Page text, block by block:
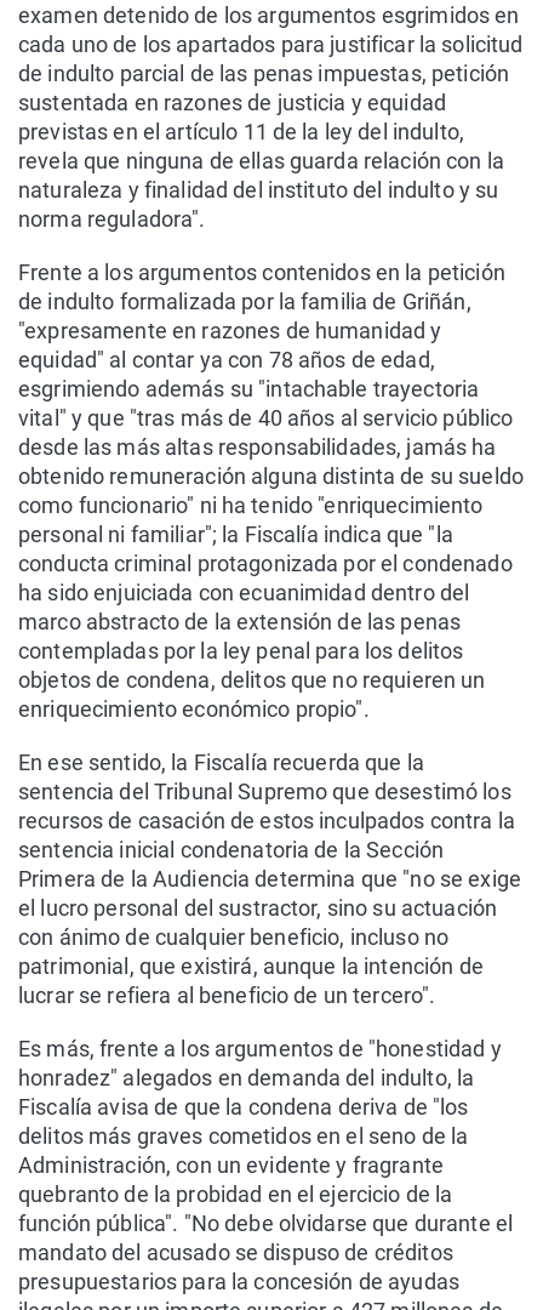
examen detenido de los argumentos esgrimidos en
cada uno de los apartados para justificar la solicitud
de indulto parcial de las penas impuestas, petición
sustentada en razones de justicia y equidad
previstas en el artículo 11 de la ley del indulto,
revela que ninguna de ellas guarda relación con la
naturaleza y finalidad del instituto del indulto y su
norma reguladora".
Frente a los argumentos contenidos en la petición
de indulto formalizada por la familia de Griñán,
"expresamente en razones de humanidad y
equidad" al contar ya con 78 años de edad,
esgrimiendo además su "intachable trayectoria
vital" y que "tras más de 40 años al servicio público
desde las más altas responsabilidades, jamás ha
obtenido remuneración alguna distinta de su sueldo
como funcionario" ni ha tenido "enriquecimiento
personal ni familiar"; la Fiscalía indica que "la
conducta criminal protagonizada por el condenado
ha sido enjuiciada con ecuanimidad dentro del
marco abstracto de la extensión de las penas
contempladas por la ley penal para los delitos
objetos de condena, delitos que no requieren un
enriquecimiento económico propio".
En ese sentido, la Fiscalía recuerda que la
sentencia del Tribunal Supremo que desestimó los
recursos de casación de estos inculpados contra la
sentencia inicial condenatoria de la Sección
Primera de la Audiencia determina que "no se exige
el lucro personal del sustractor, sino su actuación
con ánimo de cualquier beneficio, incluso no
patrimonial, que existirá, aunque la intención de
lucrar se refiera al beneficio de un tercero".
Es más, frente a los argumentos de "honestidad y
honradez" alegados en demanda del indulto, la
Fiscalía avisa de que la condena deriva de "los
delitos más graves cometidos en el seno de la
Administración, con un evidente y fragrante
quebranto de la probidad en el ejercicio de la
función pública". "No debe olvidarse que durante el
mandato del acusado se dispuso de créditos
presupuestarios para la concesión de ayudas